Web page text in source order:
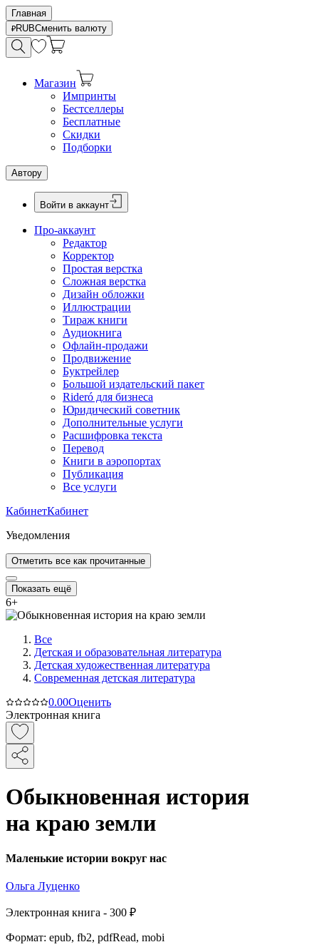
Главная
RUBСменить валюту
Магазин
Импринты
Бестселлеры
Бесплатные
Скидки
Подборки
Автору
Войти в аккаунт
Про-аккаунт
Редактор
Корректор
Простая верстка
Сложная верстка
Дизайн обложки
Иллюстрации
Тираж книги
Аудиокнига
Офлайн-продажи
Продвижение
Буктрейлер
Большой издательский пакет
Rideró для бизнеса
Юридический советник
Дополнительные услуги
Расшифровка текста
Перевод
Книги в аэропортах
Публикация
Все услуги
КабинетКабинет
Уведомления
Отметить все как прочитанные
Показать ещё
6+
Все
Детская и образовательная литература
Детская художественная литература
Современная детская литература
0.00Оценить
Электронная книга
Обыкновенная история
на краю земли
Маленькие истории вокруг нас
Ольга Луценко
Электронная книга - 300 ₽
Формат: epub, fb2, pdfRead, mobi